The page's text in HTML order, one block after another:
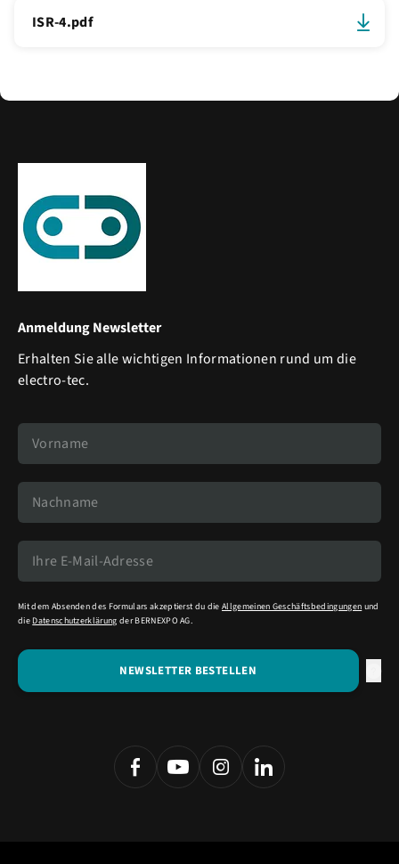
ISR-4.pdf
Anmeldung Newsletter
Erhalten Sie alle wichtigen Informationen rund um die
electro-tec.
Mit dem Absenden des Formulars akzeptierst du dieAllgemeinen Geschäftsbedingungen und
die Datenschutzerklärung der BERNEXPO AG.